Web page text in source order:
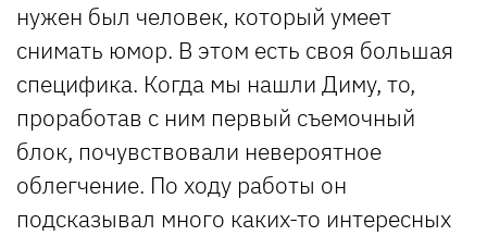
нужен был человек, который умеет
снимать юмор. В этом есть своя большая
специфика. Когда мы нашли Диму, то,
проработав с ним первый съемочный
блок, почувствовали невероятное
облегчение. По ходу работы он
подсказывал много каких-то интересных